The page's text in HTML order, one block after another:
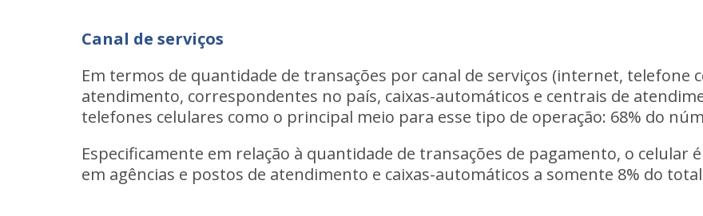
Canal de serviços
Em termos de quantidade de transações por canal de serviços (internet, telefone
atendimento, correspondentes no país, caixas-automáticos e centrais de
telefones celulares como o principal meio para esse tipo de operação: 68% do
Especificamente em relação à quantidade de transações de pagamento, o celular
em agências e postos de atendimento e caixas-automáticos a somente 8% do